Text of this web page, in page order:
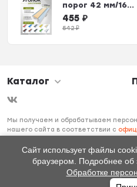
порог 42 мм/16...
455 ₽
542₽
Каталог
Мы получаем и обрабатываем
нашего сайта в соответствии с
необходимо покинуть наш сайт.
Сайт использует файлы
браузером. Подробнее об
Обработке